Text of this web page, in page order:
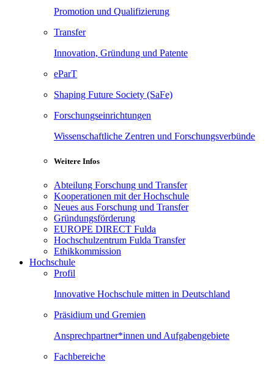
Promotion und Qualifizierung
Transfer
Innovation, Gründung und Patente
eParT
Shaping Future Society (SaFe)
Forschungseinrichtungen
Wissenschaftliche Zentren und Forschungsverbünde
Weitere Infos
Abteilung Forschung und Transfer
Kooperationen mit der Hochschule
Neues aus Forschung und Transfer
Gründungsförderung
EUROPE DIRECT Fulda
Hochschulzentrum Fulda Transfer
Ethikkommission
Hochschule
Profil
Innovative Hochschule mitten in Deutschland
Präsidium und Gremien
Ansprechpartner*innen und Aufgabengebiete
Fachbereiche